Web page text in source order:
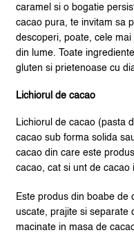
caramel si o bogatie
cacao pura, te invitam sa
descoperi, poate, cele
din lume. Toate
gluten si prietenoase cu
Lichiorul de cacao
Lichiorul de cacao (pasta
cacao sub forma solida
cacao din care este
cacao, cat si unt de
Este produs din boabe de
uscate, prajite si separate
macinate in masa de